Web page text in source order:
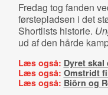
Fredag tog fanden
førstepladsen i det
Shortlists historie.
ud af den hårde
Læs også: Dyret skal
Læs også: Omstridt
Læs også: Biôrn og